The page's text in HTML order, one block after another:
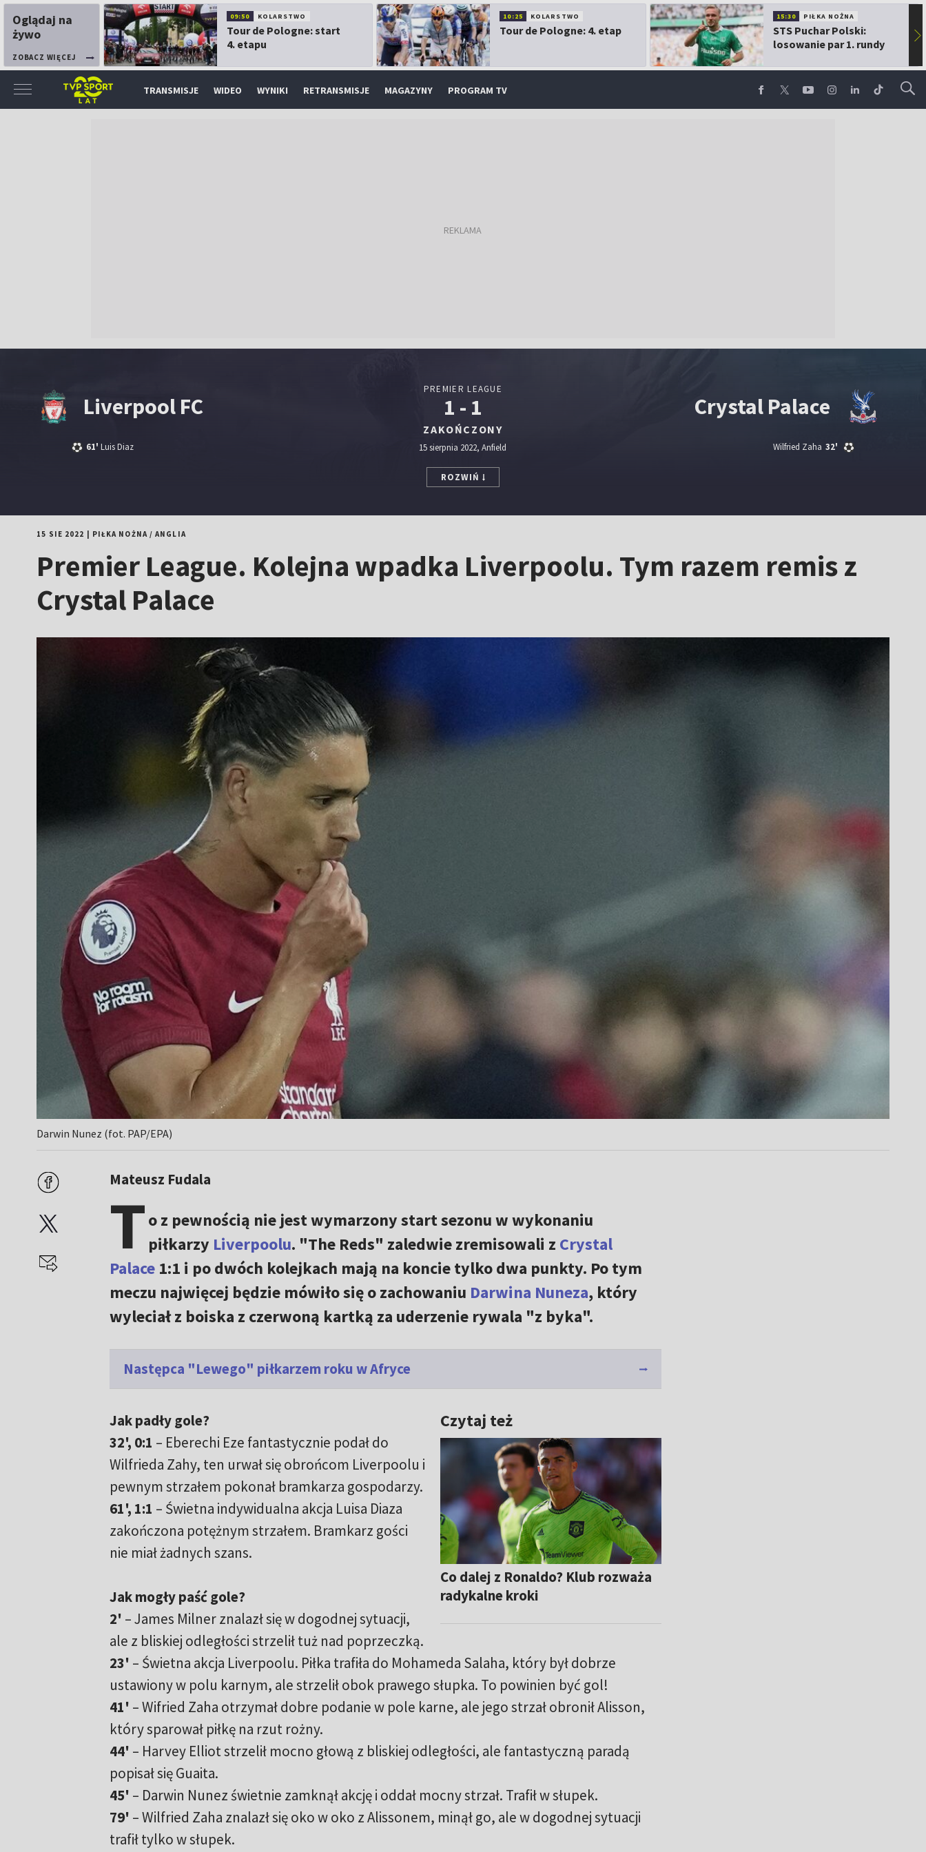
Oglądaj na
żywo
ZOBACZ WIĘCEJ
09:50 KOLARSTWO
Tour de Pologne: start
4. etapu
10:25 KOLARSTWO
Tour de Pologne: 4. etap
15:30 PIŁKA NOŻNA
STS Puchar Polski:
losowanie par 1. rundy
▶
TRANSMISJE WIDEO WYNIKI RETRANSMISJE MAGAZYNY PROGRAM TV
Liverpool FC
61' Luis Diaz
PREMIER LEAGUE
1 - 1
ZAKOŃCZONY
15 sierpnia 2022, Anfield
Crystal Palace
32'
Wilfried Zaha
ROZWIŃ
15 SIE 2022 PIŁKA NOŻNA/ANGLIA
Premier League. Kolejna wpadka Liverpoolu. Tym razem remis z
Crystal Palace
Darwin Nunez (fot. PAP/EPA)
Mateusz Fudala
To z pewnością nie jest wymarzony start sezonu w wykonaniu
piłkarzy Liverpoolu. "The Reds" zaledwie zremisowali z Crystal
Palace1:1 i po dwóch kolejkach mają na koncie tylko dwa punkty. Po tym
meczu najwięcej będzie mówiło się o zachowaniu Darwina Nuneza, który
wyleciał z boiska z czerwoną kartką za uderzenie rywala "z byka".
Następca "Lewego" piłkarzem roku w Afryce
Czytaj też
Co dalej z Ronaldo? Klub rozważa
radykalne kroki
Jak padły gole?
32', 0:1 – Eberechi Eze fantastycznie podał do
Wilfrieda Zahy, ten urwał się obrońcom Liverpoolu i
pewnym strzałem pokonał bramkarza gospodarzy.
61', 1:1 – Świetna indywidualna akcja Luisa Diaza
zakończona potężnym strzałem. Bramkarz gości
nie miał żadnych szans.
Jak mogły paść gole?
2' – James Milner znalazł się w dogodnej sytuacji,
ale z bliskiej odległości strzelił tuż nad poprzeczką.
23' – Świetna akcja Liverpoolu. Piłka trafiła do Mohameda Salaha, który był dobrze
ustawiony w polu karnym, ale strzelił obok prawego słupka. To powinien być gol!
41' – Wifried Zaha otrzymał dobre podanie w pole karne, ale jego strzał obronił Alisson,
który sparował piłkę na rzut rożny.
44' – Harvey Elliot strzelił mocno głową z bliskiej odległości, ale fantastyczną paradą
popisał się Guaita.
45' – Darwin Nunez świetnie zamknął akcję i oddał mocny strzał. Trafił w słupek.
79' – Wilfried Zaha znalazł się oko w oko z Alissonem, minął go, ale w dogodnej sytuacji
trafił tylko w słupek.